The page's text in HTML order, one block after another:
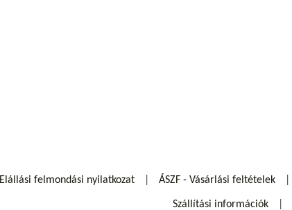
Elállási felmondási nyilatkozat ÁSZF - Vásárlási feltételek
Szállítási információk